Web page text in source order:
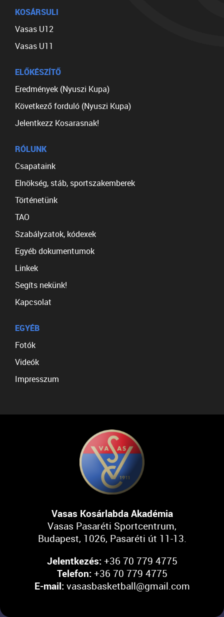
KOSÁRSULI
Vasas U12
Vasas U11
ELŐKÉSZÍTŐ
Eredmények (Nyuszi Kupa)
Következő forduló (Nyuszi Kupa)
Jelentkezz Kosarasnak!
RÓLUNK
Csapataink
Elnökség, stáb, sportszakemberek
Történetünk
TAO
Szabályzatok, kódexek
Egyéb dokumentumok
Linkek
Segíts nekünk!
Kapcsolat
EGYÉB
Fotók
Videók
Impresszum
Vasas Kosárlabda Akadémia
Vasas Pasaréti Sportcentrum,
Budapest, 1026, Pasaréti út 11-13.
Jelentkezés: +36 70 779 4775
Telefon: +36 70 779 4775
E-mail: vasasbasketball@gmail.com